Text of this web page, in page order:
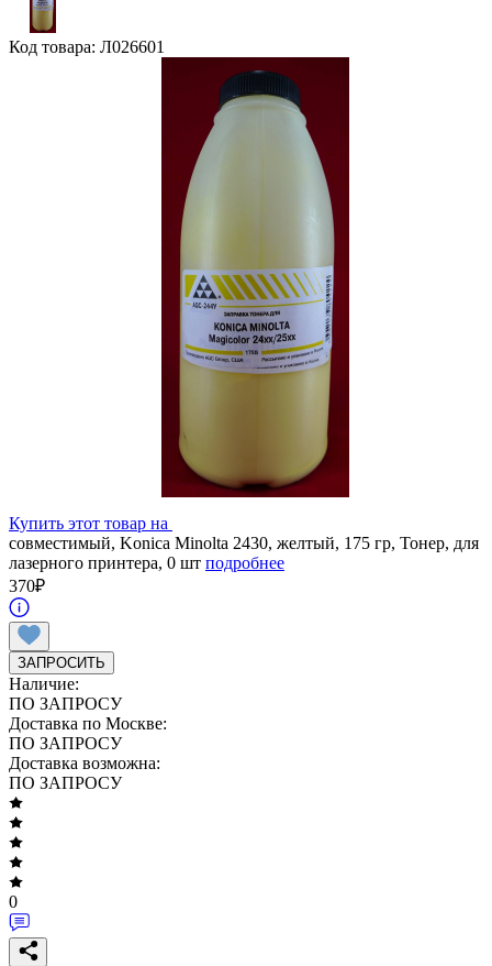
Код товара: Л026601
Купить этот товар на
совместимый, Konica Minolta 2430, желтый, 175 гр, Тонер, для
лазерного принтера, 0 шт подробнее
370₽
ЗАПРОСИТЬ
Наличие:
ПО ЗАПРОСУ
Доставка по Москве:
ПО ЗАПРОСУ
Доставка возможна:
ПО ЗАПРОСУ
0